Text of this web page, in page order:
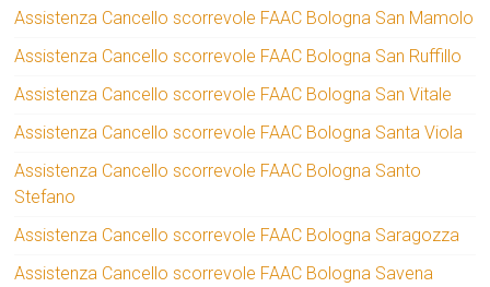
Assistenza Cancello scorrevole FAAC Bologna San Mamolo
Assistenza Cancello scorrevole FAAC Bologna San Ruffillo
Assistenza Cancello scorrevole FAAC Bologna San Vitale
Assistenza Cancello scorrevole FAAC Bologna Santa Viola
Assistenza Cancello scorrevole FAAC Bologna Santo
Stefano
Assistenza Cancello scorrevole FAAC Bologna Saragozza
Assistenza Cancello scorrevole FAAC Bologna Savena